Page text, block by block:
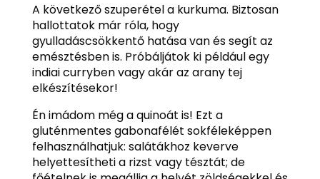
A következő szuperétel a kurkuma. Biztosan
hallottatok már róla, hogy
gyulladáscsökkentő hatása van és segít az
emésztésben is. Próbáljátok ki például egy
indiai curryben vagy akár az arany tej
elkészítésekor!
Én imádom még a quinoát is! Ezt a
gluténmentes gabonafélét sokféleképpen
felhasználhatjuk: salátákhoz keverve
helyettesítheti a rizst vagy tésztát; de